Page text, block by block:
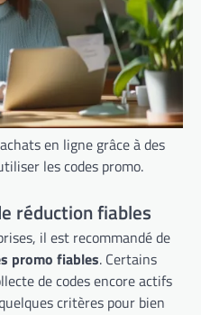
en ligne grâce à des
les codes promo.
réduction fiables
il est recommandé de
promo fiables. Certains
de codes encore actifs
critères pour bien